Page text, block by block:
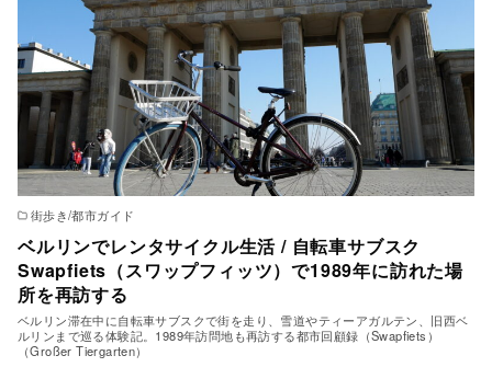
街歩き/都市ガイド
ベルリンでレンタサイクル生活 / 自転車サブスク
Swapfiets（スワップフィッツ）で1989年に訪れた場
所を再訪する
ベルリン滞在中に自転車サブスクで街を走り、雪道やティーアガルテン、旧西ベ
ルリンまで巡る体験記。1989年訪問地も再訪する都市回顧録（Swapfiets）
（Großer Tiergarten）